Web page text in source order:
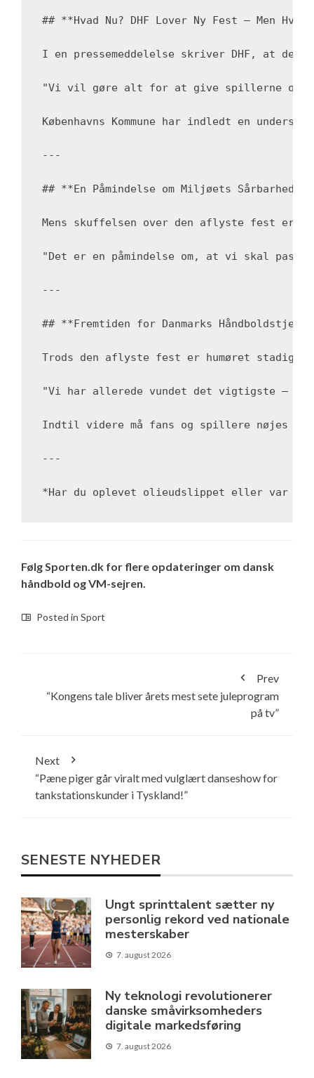
## **Hvad Nu? DHF Lover Ny Fest – Men
I en pressemeddelelse skriver DHF, at
"Vi vil gøre alt for at give spillerne og
Københavns Kommune har indledt en
---
## **En Påmindelse om Miljøets Sårbarhed**
Mens skuffelsen over den aflyste fest er
"Det er en påmindelse om, at vi skal
---
## **Fremtiden for Danmarks
Trods den aflyste fest er humøret stadig
"Vi har allerede vundet det vigtigste –
Indtil videre må fans og spillere nøjes
---
*Har du oplevet olieudslippet eller var
Følg Sporten.dk for flere opdateringer om dansk
håndbold og VM-sejren.
Posted in Sport
Prev
“Kongens tale bliver årets mest sete juleprogram
på tv”
Next
“Pæne piger går viralt med vulglært danseshow for
tankstationskunder i Tyskland!”
SENESTE NYHEDER
Ungt sprinttalent sætter ny
personlig rekord ved nationale
mesterskaber
7. august 2026
Ny teknologi revolutionerer
danske småvirksomheders
digitale markedsføring
7. august 2026